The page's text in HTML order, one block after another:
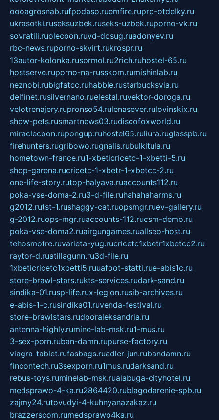
oooagrosnab.rufpodaso.ruemfire.rupro-otdelky.ru
ukrasotki.ruseksuzbek.ruseks-uzbek.ruporno-vk.ru
sovratili.ruolecoon.ruvd-dosug.ruadonyev.ru
rbc-news.ruporno-skvirt.rukrospr.ru
13autor-kolonka.rusormol.ru2rich.ruhostel-65.ru
hostserve.ruporno-na-russkom.rumishinlab.ru
neznobi.rubigfatcc.ruhabble.rustarbucksvia.ru
delfinet.rusilvernano.ruelestal.ruvektor-doroga.ru
velotrenajery.rupronso54.rulenasever.rulovinskix.ru
show-pets.rusmartnews03.rudiscofoxworld.ru
miraclecoon.rupongup.ruhostel65.ruliura.ruglasspb.ru
firehunters.rugribowo.rugnalis.rubulkitula.ru
hometown-france.ru1-xbeticricetc-1-xbetti-5.ru
shop-garena.rucricetc-1-xbetr-1-xbetcc-2.ru
one-life-story.rutop-halyava.ruaccounts112.ru
poka-vse-doma-2.ru3-d-file.ruhahahaharms.ru
g2012.rutst-1.rushaggy-cat.ruopsmgr.ruev-gallery.ru
g-2012.ruops-mgr.ruaccounts-112.rucsm-demo.ru
poka-vse-doma2.ruairgungames.ruallseo-host.ru
tehosmotre.ruvarieta-yug.rucricetc1xbetr1xbetcc2.ru
raytor-d.ruatillagunn.ru3d-file.ru
1xbeticricetc1xbetti5.ruuafoot-statti.rue-abis1c.ru
store-brawl-stars.rukts-services.rudark-sand.ru
sindika-01.rusp-life.rux-legion.rusib-archives.ru
e-abis-1-c.rusindika01.ruvenda-festival.ru
store-brawlstars.rudooraleksandria.ru
antenna-highly.rumine-lab-msk.ru1-mus.ru
3-sex-porn.ruban-damn.rupurse-factory.ru
viagra-tablet.rufasbags.ruadler-jun.rubandamn.ru
fincontech.ru3sexporn.ru1mus.rudarksand.ru
rebus-toys.ruminelab-msk.rualabuga-cityhotel.ru
medsprawo-4-ka.ru2864420.rublagodarenie-spb.ru
zajmy24.rutovudyi-4-kuhnyanazakaz.ru
brazzerscom.rumedsprawo4ka.ru